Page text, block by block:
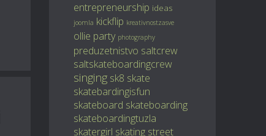
entrepreneurship ideas
joomla kickflip kreativnostzasve
ollie party photography
preduzetnistvo saltcrew
saltskateboardingcrew
singing sk8 skate
skatebardingisfun
skateboard skateboarding
skateboardingtuzla
skatergirl skating street